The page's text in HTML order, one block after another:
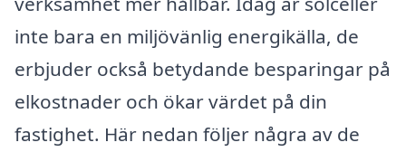
inte bara en miljövänlig energikälla, de
erbjuder också betydande besparingar på
elkostnader och ökar värdet på din
fastighet. Här nedan följer några av de